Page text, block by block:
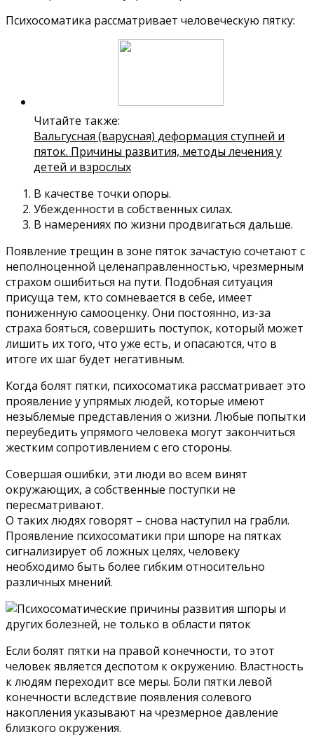
Психосоматика рассматривает человеческую пятку:
Читайте также:
Вальгусная (варусная) деформация ступней и
пяток. Причины развития, методы лечения у
детей и взрослых
В качестве точки опоры.
Убежденности в собственных силах.
В намерениях по жизни продвигаться дальше.
Появление трещин в зоне пяток зачастую сочетают с
неполноценной целенаправленностью, чрезмерным
страхом ошибиться на пути. Подобная ситуация
присуща тем, кто сомневается в себе, имеет
пониженную самооценку. Они постоянно, из-за
страха бояться, совершить поступок, который может
лишить их того, что уже есть, и опасаются, что в
итоге их шаг будет негативным.
Когда болят пятки, психосоматика рассматривает это
проявление у упрямых людей, которые имеют
незыблемые представления о жизни. Любые попытки
переубедить упрямого человека могут закончиться
жестким сопротивлением с его стороны.
Совершая ошибки, эти люди во всем винят
окружающих, а собственные поступки не
пересматривают.
О таких людях говорят – снова наступил на грабли.
Проявление психосоматики при шпоре на пятках
сигнализирует об ложных целях, человеку
необходимо быть более гибким относительно
различных мнений.
Если болят пятки на правой конечности, то этот
человек является деспотом к окружению. Властность
к людям переходит все меры. Боли пятки левой
конечности вследствие появления солевого
накопления указывают на чрезмерное давление
близкого окружения.